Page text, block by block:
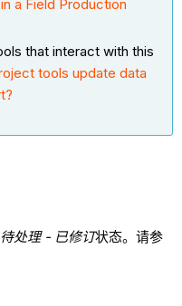
a Field Production
that interact with this
tools update data
待处理 - 已修订状态。请参